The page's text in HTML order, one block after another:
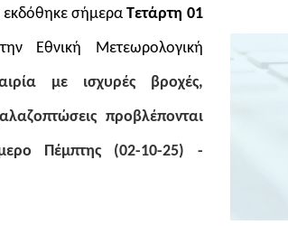
σήμεραΤετάρτη 01
Εθνική Μετεωρολογική
με ισχυρές βροχές,
προβλέπονται
Πέμπτης (02-10-25) -